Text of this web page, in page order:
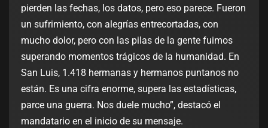
pierden las fechas, los datos, pero eso parece. Fueron
un sufrimiento, con alegrías entrecortadas, con
mucho dolor, pero con las pilas de la gente fuimos
superando momentos trágicos de la humanidad. En
San Luis, 1.418 hermanas y hermanos puntanos no
están. Es una cifra enorme, supera las estadísticas,
parce una guerra. Nos duele mucho”, destacó el
mandatario en el inicio de su mensaje.